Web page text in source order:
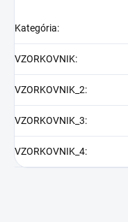
Kategória:
VZORKOVNIK:
VZORKOVNIK_2:
VZORKOVNIK_3:
VZORKOVNIK_4: